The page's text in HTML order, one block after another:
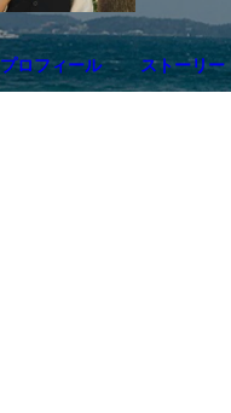
プロフィール ストーリー